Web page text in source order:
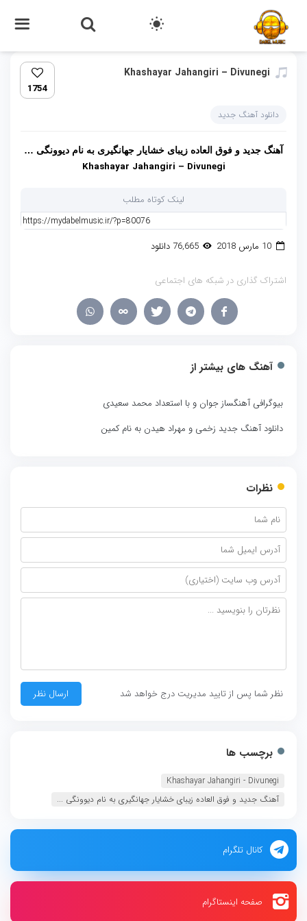
Khashayar Jahangiri – Divunegi
1754
دانلود آهنگ جدید
آهنگ جدید و فوق العاده زیبای خشایار جهانگیری به نام دیوونگی …
Khashayar Jahangiri – Divunegi
لینک کوتاه مطلب
10 مارس 2018 76,665 دانلود
اشتراک گذاری در شبکه های اجتماعی
آهنگ های بیشتر از
بیوگرافی آهنگساز جوان و با استعداد محمد سعیدی
دانلود آهنگ جدید زخمی و مهراد هیدن به نام کمین
نظرات
نظر شما پس از تایید مدیریت درج خواهد شد
برچسب ها
Khashayar Jahangiri - Divunegi
آهنگ جدید و فوق العاده زیبای خشایار جهانگیری به نام دیوونگی ...
کانال تلگرام
صفحه اینستاگرام